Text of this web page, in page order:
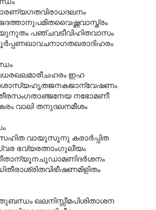
പഞ്ചവടീവിഹിതവാസം
ഇഹ
നഭോമണീ
വാലി തനുദലനമീശം
വായുസൂനു കരാർപ്പിത
ഭവ്യരത്നാംഗുലീയം
ഖലനിസ്സീമപിശിതാശന